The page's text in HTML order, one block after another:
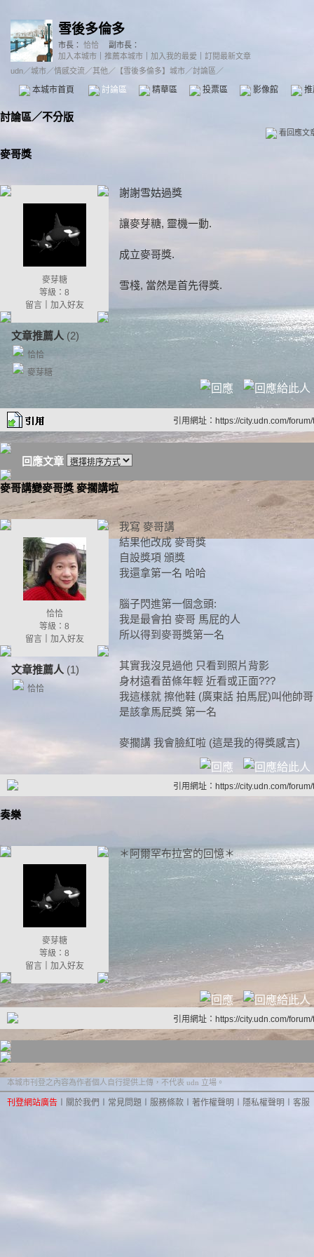
雪後多倫多
市長： 恰恰
副市長：
加入本城市
推薦本城市 加入我的最愛
訂閱最新文章
udn／城市／情感交流／其他 ／ 【雪後多倫多】城市／討論區／
本城市首頁 討論區 精華區 投票區 影像館
討論區／不分版
看回應文
麥哥獎
麥芽糖
等級：8
留言｜ 加入好友
文章推薦人 (2)
恰恰
麥芽糖
謝謝雪姑過獎
讓麥芽糖, 靈機一動.
成立麥哥獎.
雪棧, 當然是首先得獎.
引用網址：https://city.udn.com/
回應文章
麥哥講變麥哥獎 麥擱講啦
恰恰
等級：8
留言｜ 加入好友
文章推薦人 (1)
恰恰
我寫 麥哥講
結果他改成 麥哥獎
自設獎項 頒獎
我還拿第一名 哈哈
腦子閃進第一個念頭:
我是最會拍 麥哥 馬屁的人
所以得到麥哥獎第一名
其實我沒見過他 只看到照片背影
身材遠看苗條年輕 近看或正面???
我這樣就 擦他鞋 (廣東話 拍馬屁)叫他帥哥
是該拿馬屁獎 第一名
麥擱講 我會臉紅啦 (這是我的得獎感言)
引用網址：https://city.udn.com/
奏樂
麥芽糖
等級：8
留言｜ 加入好友
＊阿爾罕布拉宮的回憶＊
引用網址：https://city.udn.com/
本城市刊登之內容為作者個人自行提供上傳，不代表 udn 立場。
刊登網站廣告 關於我們 常見問題 服務條款 著作權聲明 隱私權聲明 客服